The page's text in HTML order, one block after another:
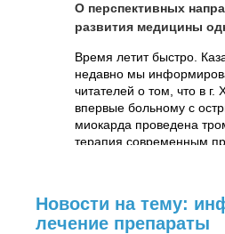
О перспективных
развития медицины
Время летит быстро.
недавно мы
читателей о том, что в г.
впервые больному с
миокарда проведена
терапия современным
Новости на тему:
лечение препараты